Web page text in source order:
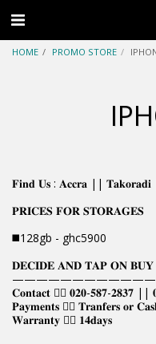
HOME PROMO STORE
𝐅𝐢𝐧𝐝 𝐔𝐬 : 𝐀𝐜𝐜𝐫𝐚 ||
𝐏𝐑𝐈𝐂𝐄𝐒 𝐅𝐎𝐑 𝐒𝐓𝐎𝐑𝐀𝐆𝐄𝐒
◼️128gb - ghc5900
𝐃𝐄𝐂𝐈𝐃𝐄 𝐀𝐍𝐃 𝐓𝐀𝐏 𝐎𝐍 𝐁𝐔𝐘
𝐂𝐨𝐧𝐭𝐚𝐜𝐭 👉🏿 𝟎𝟐𝟎-𝟓𝟖𝟕-𝟐𝟖𝟑𝟕 ||
𝐏𝐚𝐲𝐦𝐞𝐧𝐭𝐬 👉🏿 𝐓𝐫𝐚𝐧𝐟𝐞𝐫𝐬 𝐨𝐫
𝐖𝐚𝐫𝐫𝐚𝐧𝐭𝐲 👉🏿 𝟏𝟒𝐝𝐚𝐲𝐬